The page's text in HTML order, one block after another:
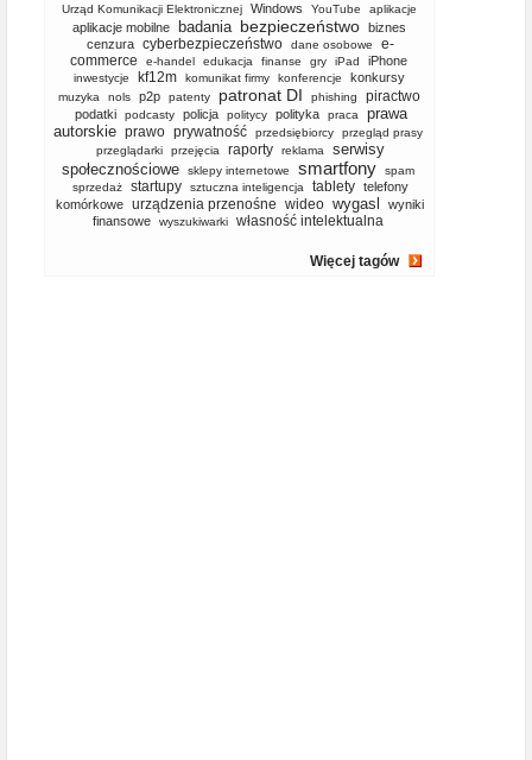
Urząd Komunikacji Elektronicznej Windows YouTube aplikacje
aplikacje mobilne badania bezpieczeństwo biznes
cenzura cyberbezpieczeństwo dane osobowe
e-
commerce
e-handel edukacja finanse gry iPad iPhone
inwestycje kf12m komunikat firmy konferencje konkursy
muzyka nols p2p patenty patronat DI phishing piractwo
podatki podcasty policja politycy polityka praca
prawa
autorskie prawo prywatność przedsiębiorcy
przegląd prasy
przeglądarki
przejęcia raporty reklama
serwisy
społecznościowe
sklepy internetowe smartfony
spam
sprzedaż
startupy sztuczna inteligencja tablety telefony
komórkowe
urządzenia przenośne wideo wygasl
wyniki
finansowe
wyszukiwarki własność intelektualna
Więcej tagów